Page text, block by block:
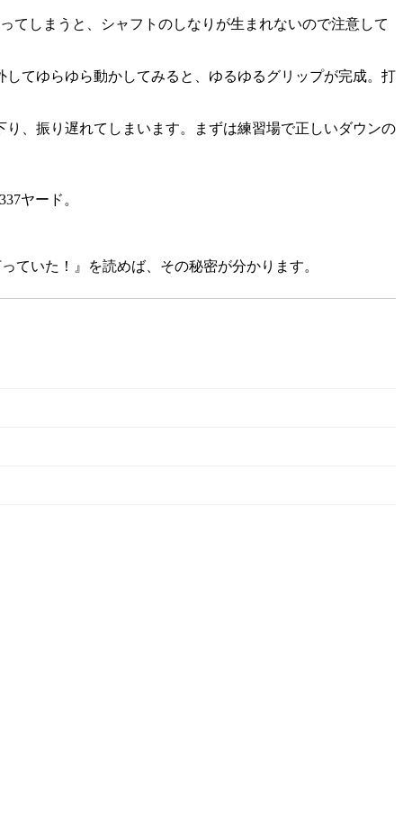
てしまうと、シャフトのしなりが生まれないので注意して
てゆらゆら動かしてみると、ゆるゆるグリップが完成。打
、振り遅れてしまいます。まずは練習場で正しいダウンの
ヤード。
ていた！』を読めば、その秘密が分かります。